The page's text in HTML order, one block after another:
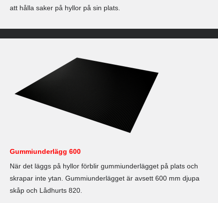
att hålla saker på hyllor på sin plats.
Gummiunderlägg 600
När det läggs på hyllor förblir gummiunderlägget på plats och
skrapar inte ytan. Gummiunderlägget är avsett 600 mm djupa
skåp och Lådhurts 820.